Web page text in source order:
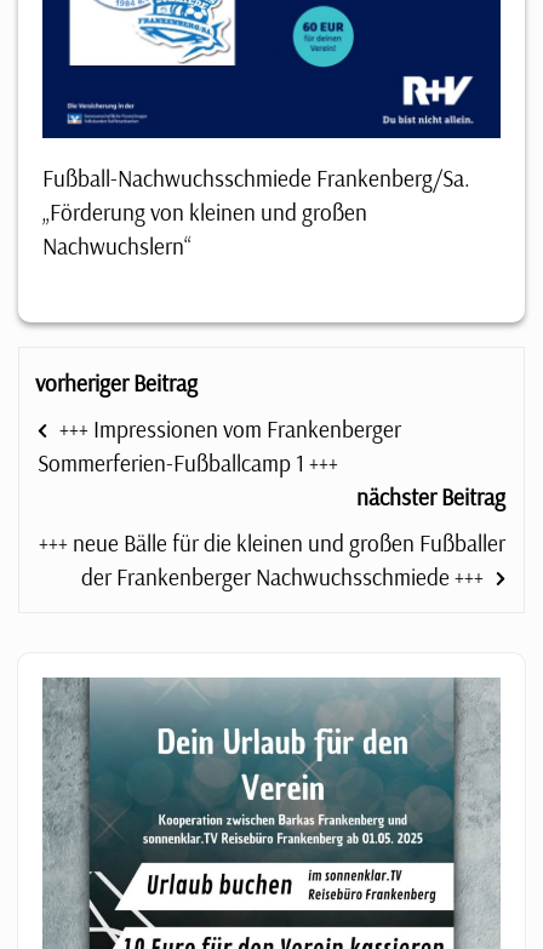
Fußball-Nachwuchsschmiede Frankenberg/Sa.
„Förderung von kleinen und großen
Nachwuchslern“
vorheriger Beitrag
+++ Impressionen vom Frankenberger
Sommerferien-Fußballcamp 1 +++
nächster Beitrag
+++ neue Bälle für die kleinen und großen Fußballer
der Frankenberger Nachwuchsschmiede +++